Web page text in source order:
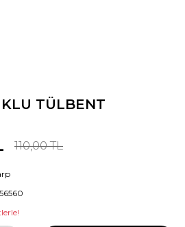
TÜLBENT
110,00 TL